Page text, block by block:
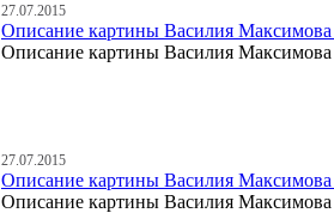
27.07.2015
Описание картины Василия
Описание картины Василия
27.07.2015
Описание картины Василия Максимова
Описание картины Василия Максимова